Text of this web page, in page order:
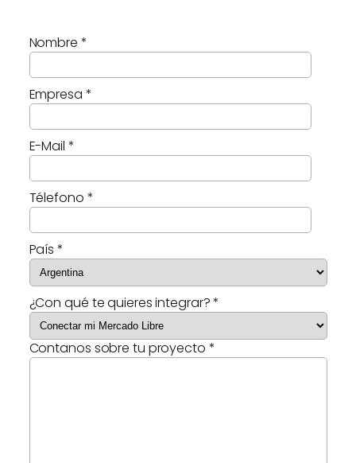
Nombre *
Empresa *
E-Mail *
Télefono *
País *
¿Con qué te quieres integrar? *
Contanos sobre tu proyecto *